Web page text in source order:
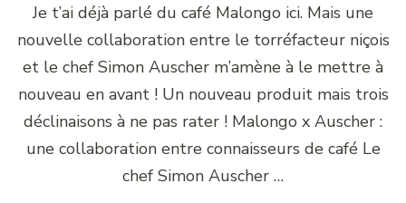
Je t’ai déjà parlé du café Malongo ici. Mais une
nouvelle collaboration entre le torréfacteur niçois
et le chef Simon Auscher m’amène à le mettre à
nouveau en avant ! Un nouveau produit mais trois
déclinaisons à ne pas rater ! Malongo x Auscher :
une collaboration entre connaisseurs de café Le
chef Simon Auscher …